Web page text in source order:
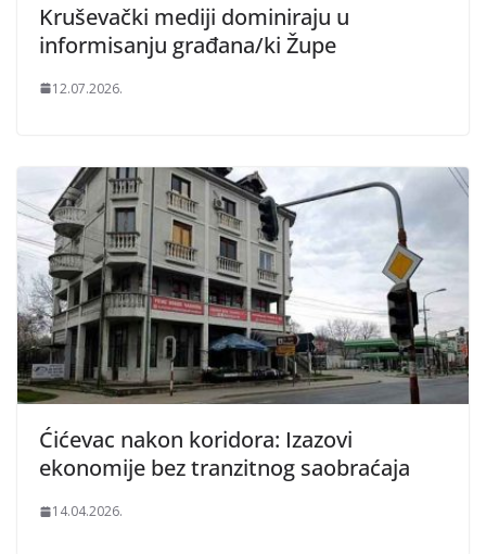
Kruševački mediji dominiraju u
informisanju građana/ki Župe
12.07.2026.
Ćićevac nakon koridora: Izazovi
ekonomije bez tranzitnog saobraćaja
14.04.2026.